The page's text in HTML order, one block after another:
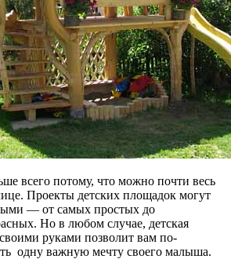
всего потому, что можно почти весь
Проекты детских площадок могут
— от самых простых до
Но в любом случае, детская
руками позволит вам по-
одну важную мечту своего малыша.